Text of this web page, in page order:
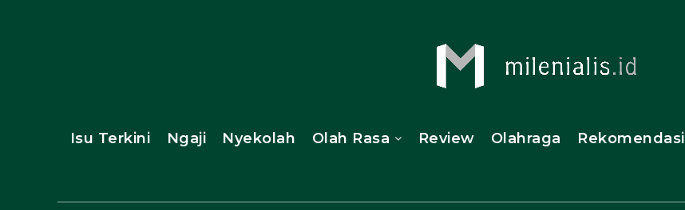
Isu Terkini Ngaji Nyekolah Olah Rasa Review Olahraga Rekomendasi